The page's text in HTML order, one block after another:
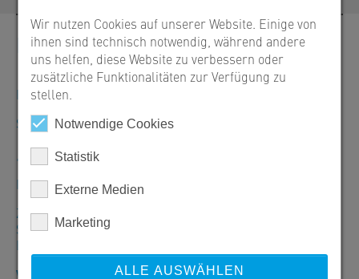
Kontakt
Bestellungen, Angebote und Produktinformationen
SW Umwelttechnik Österreich GmbH
+43 463 32109-100
Mo–Do: 7:30–16:30 Uhr/Fr: 7:30–12:00 Uhr
Zentrale Klagenfurt
SW Umwelttechnik Österreich GmbH
Bahnstraße 87-93, 9021 Klagenfurt
Warenausgabe
Wir nutzen Cookies auf unserer Website. Einige von
ihnen sind technisch notwendig, während andere
uns helfen, diese Website zu verbessern oder
zusätzliche Funktionalitäten zur Verfügung zu
stellen.
Notwendige Cookies
Statistik
Externe Medien
Marketing
ALLE AUSWÄHLEN